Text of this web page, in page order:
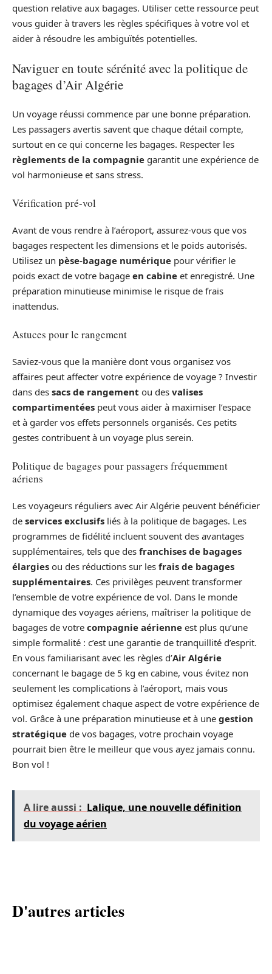
question relative aux bagages. Utiliser cette ressource peut
vous guider à travers les règles spécifiques à votre vol et
aider à résoudre les ambiguïtés potentielles.
Naviguer en toute sérénité avec la politique de
bagages d’Air Algérie
Un voyage réussi commence par une bonne préparation.
Les passagers avertis savent que chaque détail compte,
surtout en ce qui concerne les bagages. Respecter les
règlements de la compagnie garantit une expérience de
vol harmonieuse et sans stress.
Vérification pré-vol
Avant de vous rendre à l’aéroport, assurez-vous que vos
bagages respectent les dimensions et le poids autorisés.
Utilisez un pèse-bagage numérique pour vérifier le
poids exact de votre bagage en cabine et enregistré. Une
préparation minutieuse minimise le risque de frais
inattendus.
Astuces pour le rangement
Saviez-vous que la manière dont vous organisez vos
affaires peut affecter votre expérience de voyage ? Investir
dans des sacs de rangement ou des valises
compartimentées peut vous aider à maximiser l’espace
et à garder vos effets personnels organisés. Ces petits
gestes contribuent à un voyage plus serein.
Politique de bagages pour passagers fréquemment
aériens
Les voyageurs réguliers avec Air Algérie peuvent bénéficier
de services exclusifs liés à la politique de bagages. Les
programmes de fidélité incluent souvent des avantages
supplémentaires, tels que des franchises de bagages
élargies ou des réductions sur les frais de bagages
supplémentaires. Ces privilèges peuvent transformer
l’ensemble de votre expérience de vol. Dans le monde
dynamique des voyages aériens, maîtriser la politique de
bagages de votre compagnie aérienne est plus qu’une
simple formalité : c’est une garantie de tranquillité d’esprit.
En vous familiarisant avec les règles d’Air Algérie
concernant le bagage de 5 kg en cabine, vous évitez non
seulement les complications à l’aéroport, mais vous
optimisez également chaque aspect de votre expérience de
vol. Grâce à une préparation minutieuse et à une gestion
stratégique de vos bagages, votre prochain voyage
pourrait bien être le meilleur que vous ayez jamais connu.
Bon vol !
A lire aussi : Lalique, une nouvelle définition
du voyage aérien
D'autres articles